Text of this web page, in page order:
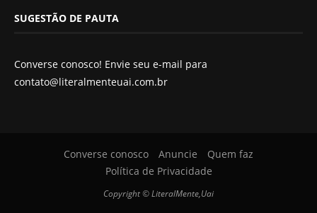
SUGESTÃO DE PAUTA
Converse conosco! Envie seu e-mail para
contato@literalmenteuai.com.br
Converse conosco Anuncie
Quem faz
Política de Privacidade
Copyright © LiteralMente,Uai